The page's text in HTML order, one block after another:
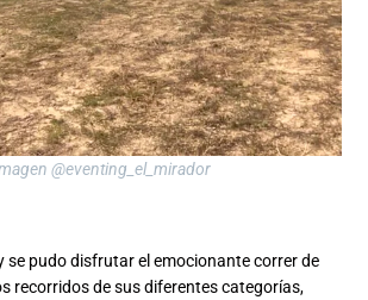
@eventing_el_mirador
se pudo disfrutar el emocionante correr de
recorridos de sus diferentes categorías,